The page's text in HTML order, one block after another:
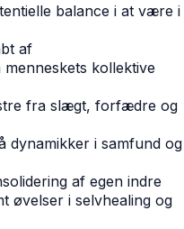
balance i at være i
af
kollektive
fra slægt, forfædre og
dynamikker i samfund og
af egen indre
øvelser i selvhealing og